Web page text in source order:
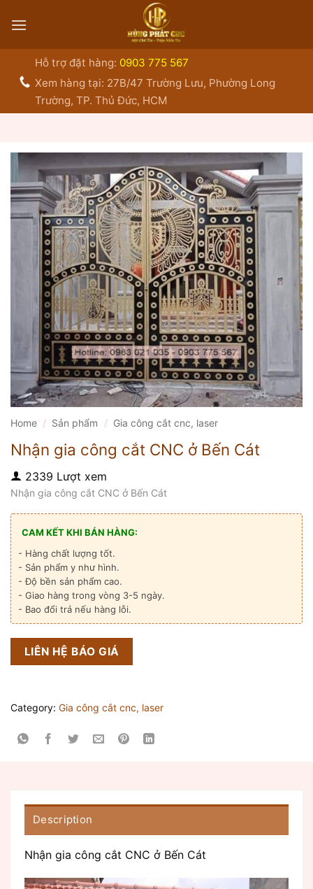
qua
Hỗ trợ đặt hàng: 0903 775 567
Xem hàng tại: 27B/47 Trường Lưu, Phường Long
Trường, TP. Thủ Đức, HCM
Home / Sản phẩm / Gia công cắt cnc, laser
Nhận gia công cắt CNC ở Bến Cát
2339 Lượt xem
Nhận gia công cắt CNC ở Bến Cát
CAM KẾT KHI BÁN HÀNG:
- Hàng chất lượng tốt.
- Sản phẩm y như hình.
- Độ bền sản phẩm cao.
- Giao hàng trong vòng 3-5 ngày.
- Bao đổi trả nếu hàng lỗi.
LIÊN HỆ BÁO GIÁ
Category: Gia công cắt cnc, laser
Description
Nhận gia công cắt CNC ở Bến Cát